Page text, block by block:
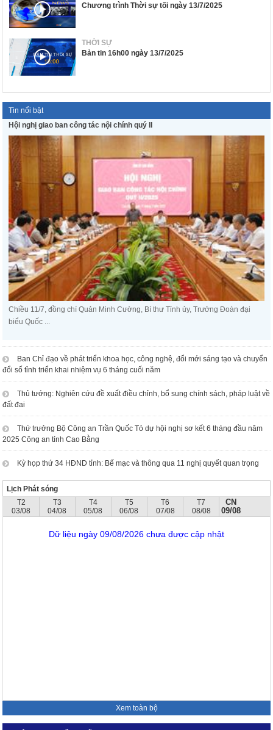
Chương trình Thời sự tối ngày 13/7/2025
THỜI SỰ
Bản tin 16h00 ngày 13/7/2025
Tin nổi bật
Hội nghị giao ban công tác nội chính quý II
Chiều 11/7, đồng chí Quản Minh Cường, Bí thư Tỉnh ủy, Trưởng Đoàn đại
biểu Quốc ...
Ban Chỉ đạo về phát triển khoa học, công nghệ, đổi mới sáng tạo và chuyển
đổi số tỉnh triển khai nhiệm vụ 6 tháng cuối năm
Thủ tướng: Nghiên cứu đề xuất điều chỉnh, bổ sung chính sách, pháp luật về
đất đai
Thứ trưởng Bộ Công an Trần Quốc Tỏ dự hội nghị sơ kết 6 tháng đầu năm
2025 Công an tỉnh Cao Bằng
Kỳ họp thứ 34 HĐND tỉnh: Bế mạc và thông qua 11 nghị quyết quan trọng
Lịch Phát sóng
T2
03/08
T3
04/08
T4
05/08
T5
06/08
T6
07/08
T7
08/08
CN
09/08
Dữ liệu ngày 09/08/2026 chưa được cập nhật
Xem toàn bộ